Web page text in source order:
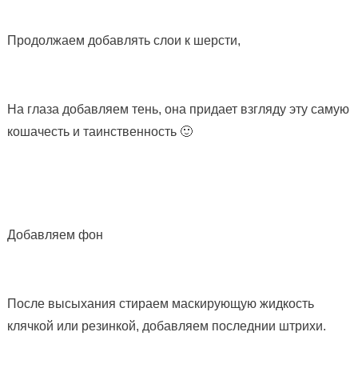
Продолжаем добавлять слои к шерсти,
На глаза добавляем тень, она придает взгляду эту самую
кошачесть и таинственность 🙂
Добавляем фон
После высыхания стираем маскирующую жидкость
клячкой или резинкой, добавляем последнии штрихи.